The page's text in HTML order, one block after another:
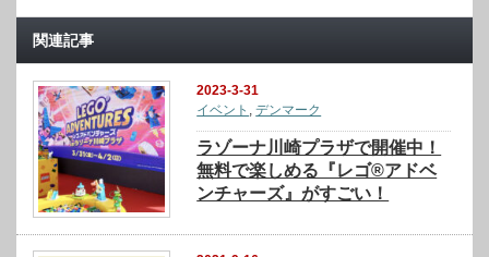
関連記事
2023-3-31
イベント ,デンマーク
ラゾーナ川崎プラザで開催中！
無料で楽しめる『レゴ®アドベ
ンチャーズ』がすごい！